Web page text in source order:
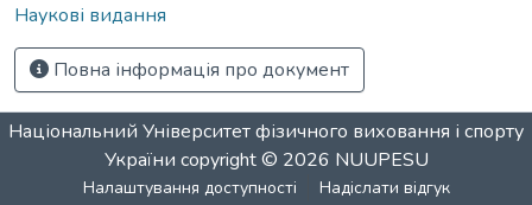
Наукові видання
Повна інформація про документ
Національний Університет фізичного виховання і спорту
України copyright © 2026 NUUPESU
Налаштування доступності Надіслати відгук